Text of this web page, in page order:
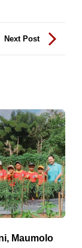
Next Post
Maumolo